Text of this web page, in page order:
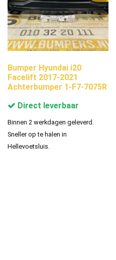
Bumper Hyundai i20
Facelift 2017-2021
Achterbumper 1-F7-7075R
Direct leverbaar
Binnen 2 werkdagen geleverd.
Sneller op te halen in
Hellevoetsluis.